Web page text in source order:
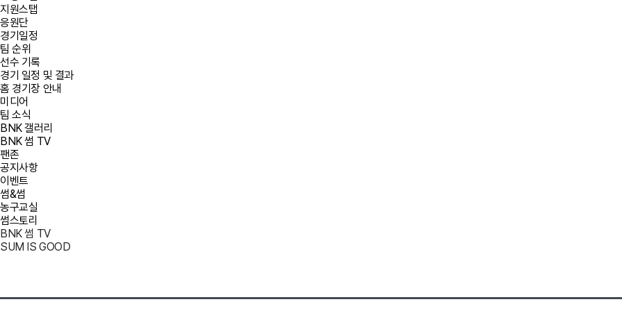
지원스탭
응원단
경기일정
팀 순위
선수 기록
경기 일정 및 결과
홈 경기장 안내
미디어
팀 소식
BNK 갤러리
BNK 썸 TV
팬존
공지사항
이벤트
썸&썸
농구교실
썸스토리
BNK 썸 TV
SUM IS GOOD